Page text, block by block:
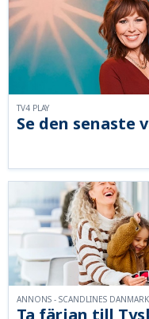
Se den senaste
TV4 PLAY
ANNONS - SCANDLINES DANMARK